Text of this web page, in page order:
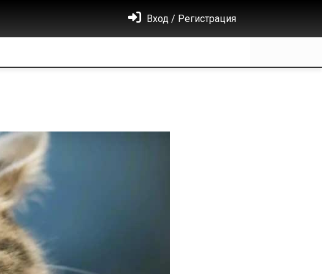
Вход / Регистрация